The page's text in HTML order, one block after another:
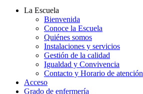
La Escuela
Bienvenida
Conoce la Escuela
Quiénes somos
Instalaciones y servicios
Gestión de la calidad
Igualdad y Convivencia
Contacto y Horario de atención
Acceso
Grado de enfermería